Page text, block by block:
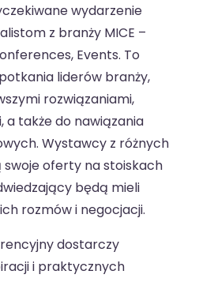
wydarzenie
z branży MICE –
Events. To
liderów branży,
rozwiązaniami,
a także do nawiązania
Wystawcy z różnych
oferty na stoiskach
będą mieli
rozmów i negocjacji.
dostarczy
i praktycznych